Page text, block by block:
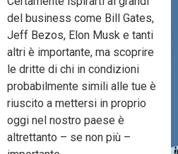
del business come Bill Gates,
Jeff Bezos, Elon Musk e tanti
altri è importante, ma scoprire
le dritte di chi in condizioni
probabilmente simili alle tue è
riuscito a mettersi in proprio
oggi nel nostro paese è
altrettanto – se non più –